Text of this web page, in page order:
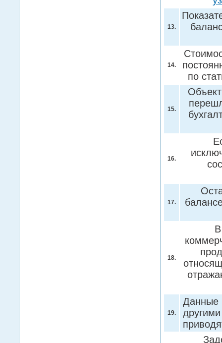
13.
14.
по
15.
16.
17.
18.
19.
Данные